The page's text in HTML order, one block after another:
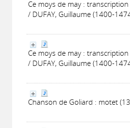
Ce moys de may :
/ DUFAY, Guillaume (1400-
Ce moys de may :
/ DUFAY, Guillaume (1400-
Chanson de Goliard : motet